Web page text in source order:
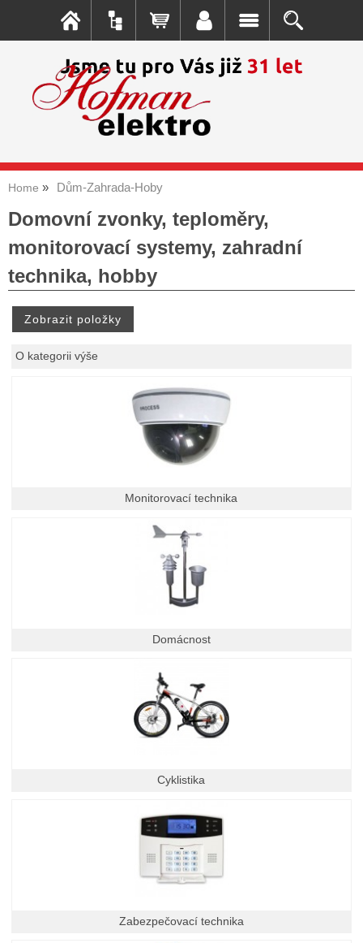
Home Dům-Zahrada-Hoby
Domovní zvonky, teploměry,
monitorovací systemy, zahradní
technika, hobby
O kategorii výše
Monitorovací technika
Domácnost
Cyklistika
Zabezpečovací technika